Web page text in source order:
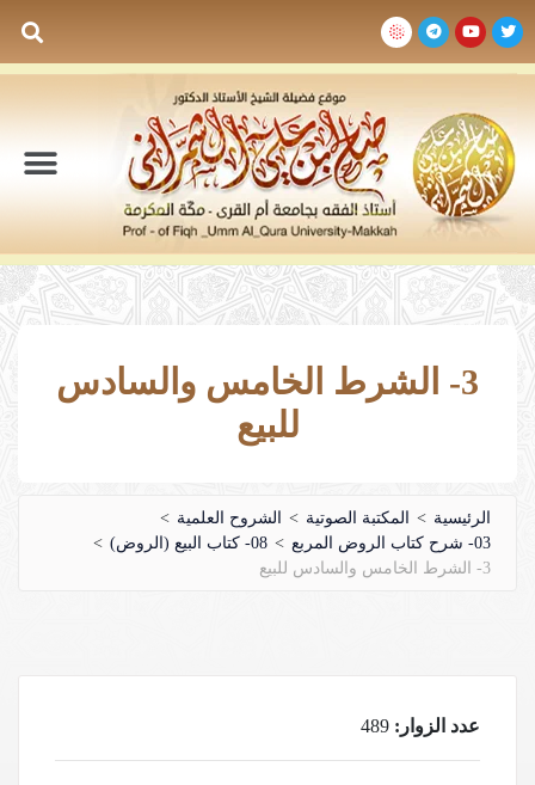
3- الشرط الخامس والسادس
للبيع
الرئيسية > المكتبة الصوتية > الشروح العلمية >
03- شرح كتاب الروض المربع
> 08- كتاب البيع (الروض)
>
3- الشرط الخامس والسادس للبيع
عدد الزوار: 489